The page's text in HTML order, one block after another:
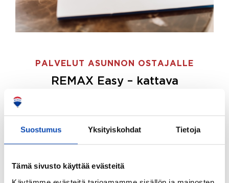
Suostumus Yksityiskohdat Tietoja
Tämä sivusto käyttää evästeitä
PALVELUT ASUNNON OSTAJALLE
REMAX Easy – kattava
ostajille.
Tee ostotoimeksianto ja etsimme juuri